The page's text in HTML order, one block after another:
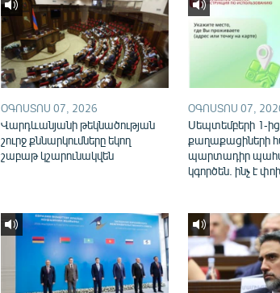
ՕԳՈՍՏՈՍ 07, 2026
Վարդևանյանի թեկնածության
շուրջ քննարկումները եկող
շաբաթ կշարունակվեն
ՕԳՈՍՏՈՍ 07,
Սեպտեմբերի 1-ից
քաղաքացիների
պարտադիր
կգործեն. ինչ է